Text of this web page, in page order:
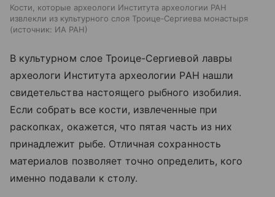
Кости, которые археологи Института археологии РАН
извлекли из культурного слоя Троице‑Сергиева монастыря
источник: ИА РАН
В культурном слое Троице-Сергиевой лавры
археологи Института археологии РАН нашли
свидетельства настоящего рыбного изобилия.
Если собрать все кости, извлеченные при
раскопках, окажется, что пятая часть из них
принадлежит рыбе. Отличная сохранность
материалов позволяет точно определить, кого
именно подавали к столу.